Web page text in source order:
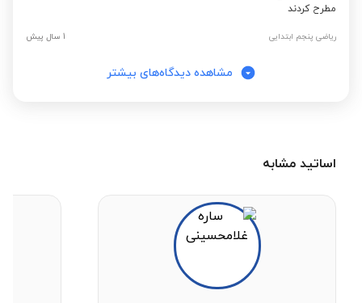
مطرح کردند
ریاضی پنجم ابتدایی 1 سال پیش
مشاهده دیدگاه‌های بیشتر
اساتید مشابه